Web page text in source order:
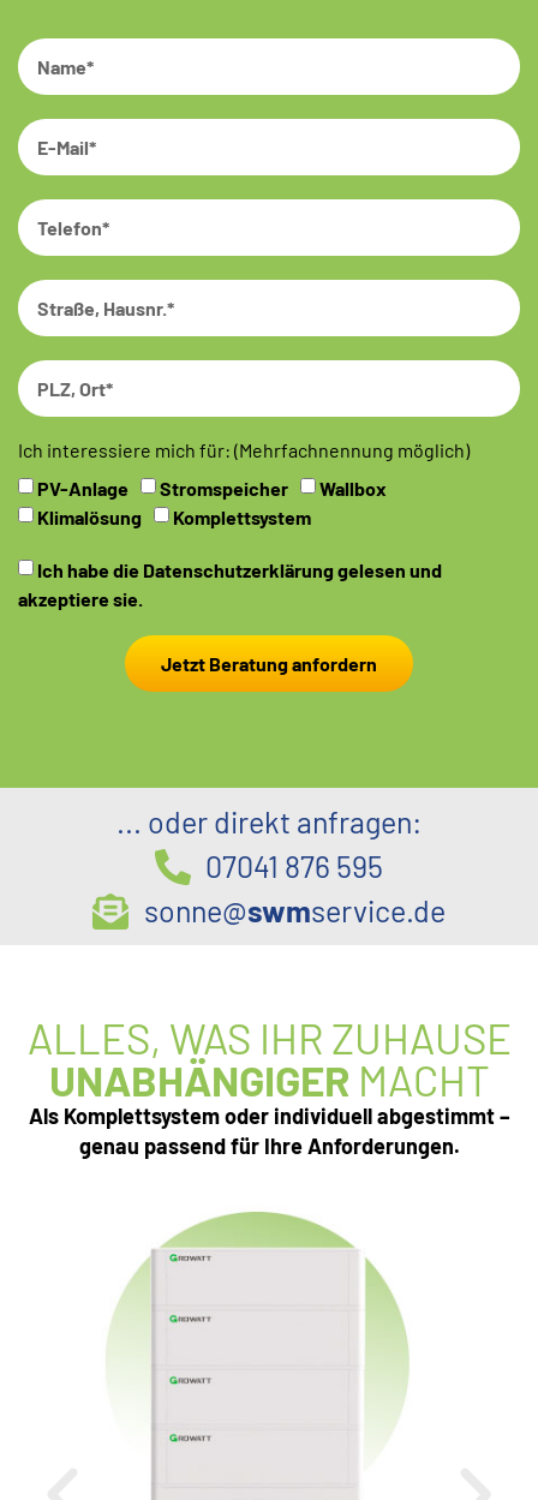
Ich interessiere mich für: (Mehrfachnennung möglich)
PV-Anlage
Stromspeicher
Wallbox
Klimalösung
Komplettsystem
Ich habe die Datenschutzerklärung gelesen und
akzeptiere sie.
Jetzt Beratung anfordern
... oder direkt anfragen:
07041 876 595
sonne@swmservice.de
ALLES, WAS IHR ZUHAUSE
UNABHÄNGIGER MACHT
Als Komplettsystem oder individuell abgestimmt –
genau passend für Ihre Anforderungen.